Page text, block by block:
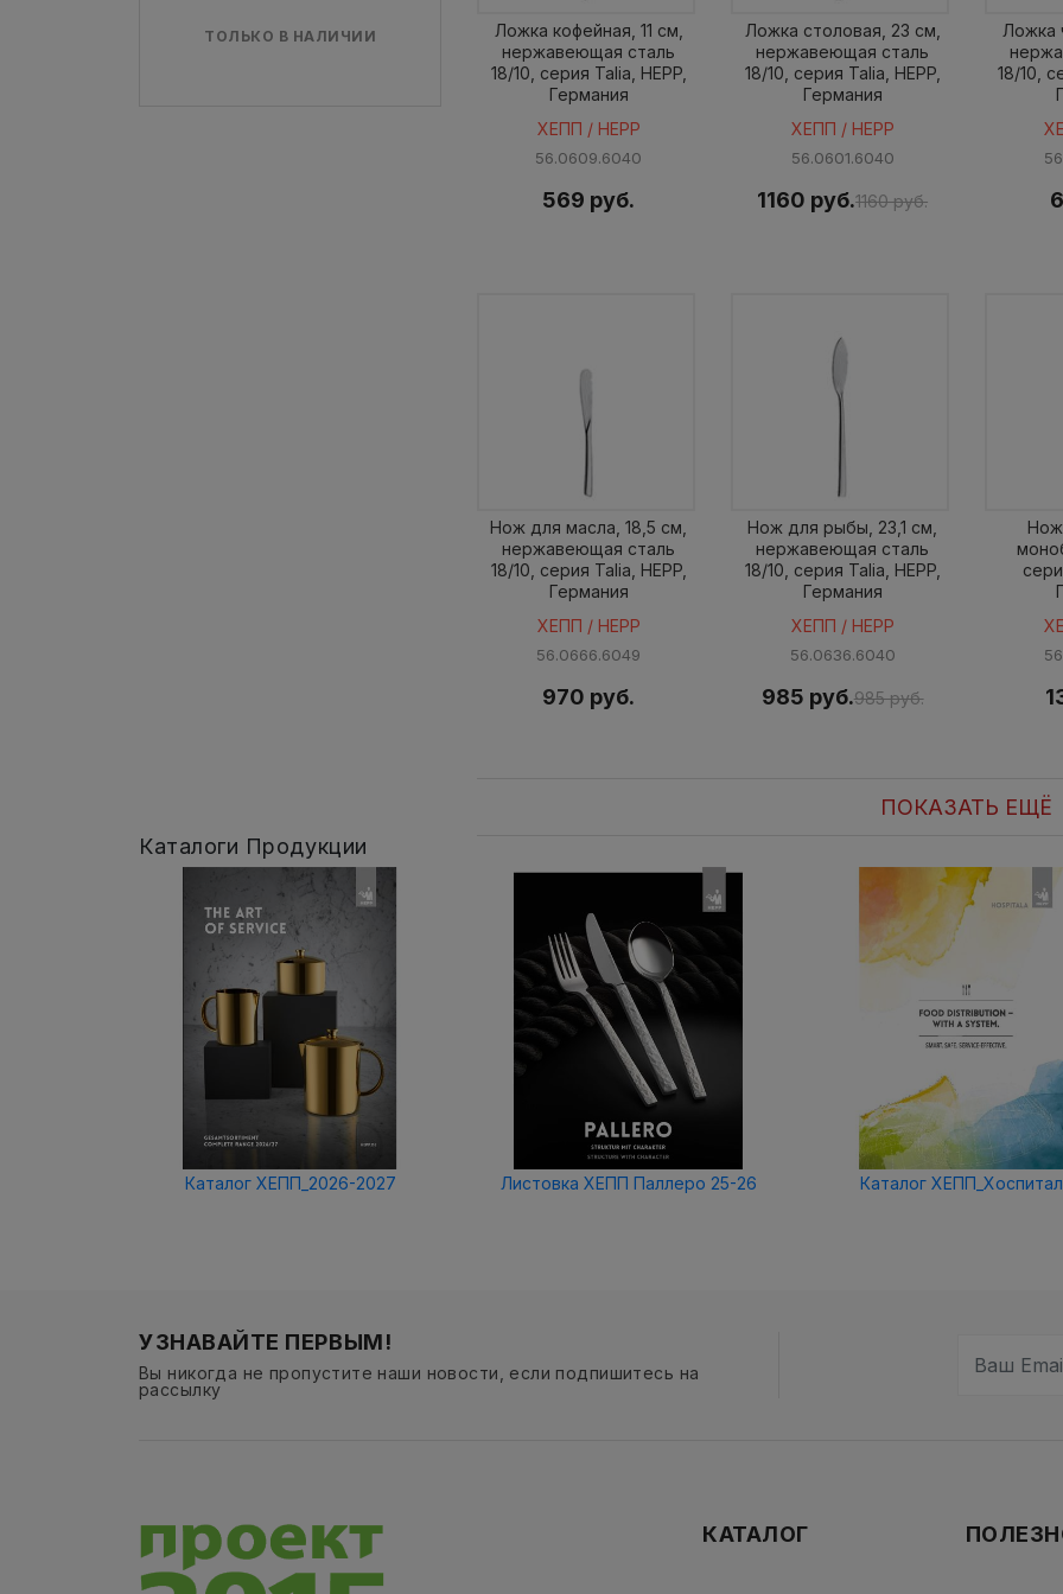
ТОЛЬКО В НАЛИЧИИ
Ложка кофейная, 11 см,
нержавеющая сталь
18/10, серия Talia, HEPP,
Германия
ХЕПП / HEPP
56.0609.6040
569 руб.
Ложка столовая, 23 см,
нержавеющая сталь
18/10, серия Talia, HEPP,
Германия
ХЕПП / HEPP
56.0601.6040
1160 руб.1160 руб.
Ложка
18/10,
Нож для масла, 18,5 см,
нержавеющая сталь
18/10, серия Talia, HEPP,
Германия
ХЕПП / HEPP
56.0666.6049
970 руб.
Нож для рыбы, 23,1 см,
нержавеющая сталь
18/10, серия Talia, HEPP,
Германия
ХЕПП / HEPP
56.0636.6040
985 руб.985 руб.
Нож
ПОКАЗАТЬ ЕЩЁ
Каталоги Продукции
Каталог ХЕПП_2026-2027 Листовка ХЕПП Паллеро 25-26 Каталог
УЗНАВАЙТЕ ПЕРВЫМ!
Вы никогда не пропустите наши новости, если подпишитесь на
рассылку
КАТАЛОГ